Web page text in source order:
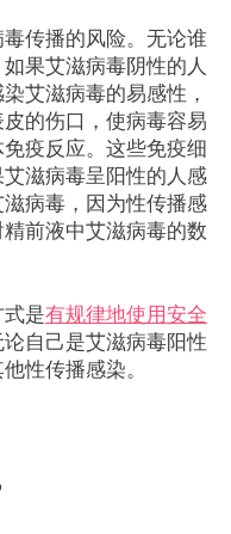
传播的风险。无论谁
果艾滋病毒阴性的人
艾滋病毒的易感性，
的伤口，使病毒容易
疫反应。这些免疫细
滋病毒呈阳性的人感
病毒，因为性传播感
前液中艾滋病毒的数
是有规律地使用安全
论自己是艾滋病毒阳性
性传播感染。